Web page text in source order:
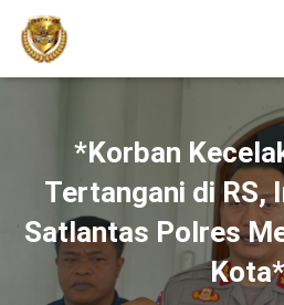
*Korban
Tertangani di RS,
Satlantas Polres
Kota*